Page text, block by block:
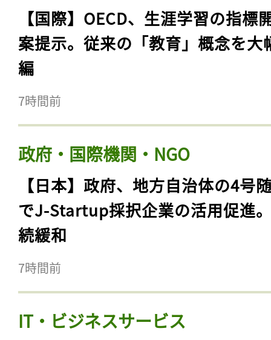
【国際】OECD、生涯学習の指標
案提示。従来の「教育」概念を大
編
7時間前
政府・国際機関・NGO
【日本】政府、地方自治体の4号
でJ-Startup採択企業の活用促進
続緩和
7時間前
IT・ビジネスサービス